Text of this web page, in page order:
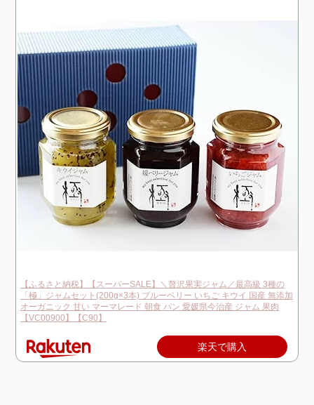
【ふるさと納税】【スーパーSALE】＼贅沢果実ジャム／最高級 3種の
「極」ジャムセット(200g×3本) ブルーベリー いちご キウイ 国産 無添加
オーガニック 甘い マーマレード 朝食 パン 愛媛県今治産 ジャム 果肉
【VC00900】【C90】
楽天で購入